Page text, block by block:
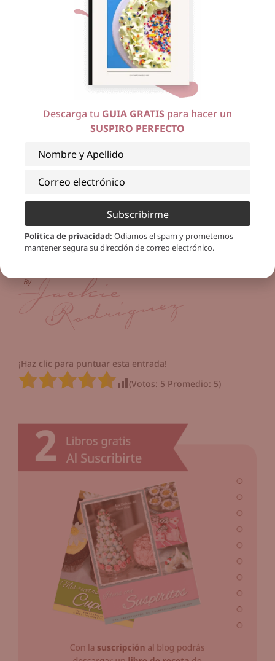
le podrás sacar mucho
, el cual incluyetalleres privados
para los miembros,40% de
descuentoen nuestros cursos online publicados y
Conoce másy forma parte,
¡Haz clic para puntuar esta entrada!
(Votos: 5 Promedio: 5)
Descarga tu GUIA GRATIS para hacer un
SUSPIRO PERFECTO
Subscribirme
Política de privacidad: Odiamos el spam y prometemos
mantener segura su dirección de correo electrónico.